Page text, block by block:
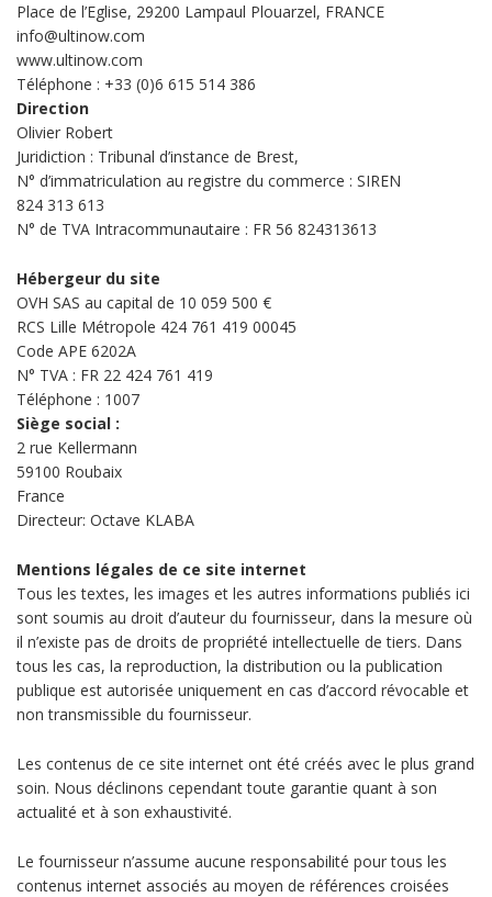
Place de l’Eglise, 29200 Lampaul Plouarzel, FRANCE
info@ultinow.com
www.ultinow.com
Téléphone : +33 (0)6 615 514 386
Direction
Olivier Robert
Juridiction : Tribunal d’instance de Brest,
N° d’immatriculation au registre du commerce : SIREN
824 313 613
N° de TVA Intracommunautaire : FR 56 824313613
Hébergeur du site
OVH SAS au capital de 10 059 500 €
RCS Lille Métropole 424 761 419 00045
Code APE 6202A
N° TVA : FR 22 424 761 419
Téléphone : 1007
Siège social :
2 rue Kellermann
59100 Roubaix
France
Directeur: Octave KLABA
Mentions légales de ce site internet
Tous les textes, les images et les autres informations publiés ici
sont soumis au droit d’auteur du fournisseur, dans la mesure où
il n’existe pas de droits de propriété intellectuelle de tiers. Dans
tous les cas, la reproduction, la distribution ou la publication
publique est autorisée uniquement en cas d’accord révocable et
non transmissible du fournisseur.
Les contenus de ce site internet ont été créés avec le plus grand
soin. Nous déclinons cependant toute garantie quant à son
actualité et à son exhaustivité.
Le fournisseur n’assume aucune responsabilité pour tous les
contenus internet associés au moyen de références croisées